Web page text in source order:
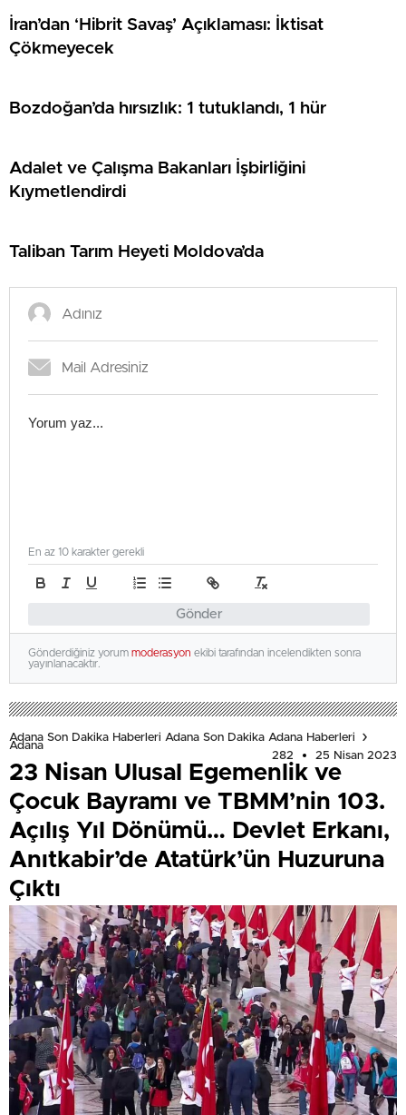
İran’dan ‘Hibrit Savaş’ Açıklaması: İktisat
Çökmeyecek
Bozdoğan’da hırsızlık: 1 tutuklandı, 1 hür
Adalet ve Çalışma Bakanları İşbirliğini
Kıymetlendirdi
Taliban Tarım Heyeti Moldova’da
Gönder
En az 10 karakter gerekli
Gönderdiğiniz yorum moderasyon ekibi tarafından incelendikten sonra
yayınlanacaktır.
Adana Son Dakika Haberleri Adana Son Dakika Adana Haberleri
Adana
282
25 Nisan 2023
23 Nisan Ulusal Egemenlik ve
Çocuk Bayramı ve TBMM’nin 103.
Açılış Yıl Dönümü… Devlet Erkanı,
Anıtkabir’de Atatürk’ün Huzuruna
Çıktı